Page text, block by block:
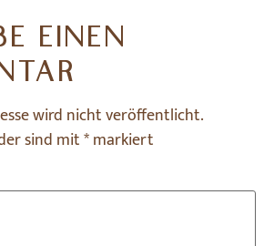
EINEN
wird nicht veröffentlicht.
sind mit*markiert